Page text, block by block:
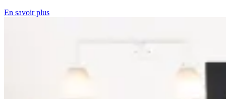
En savoir plus